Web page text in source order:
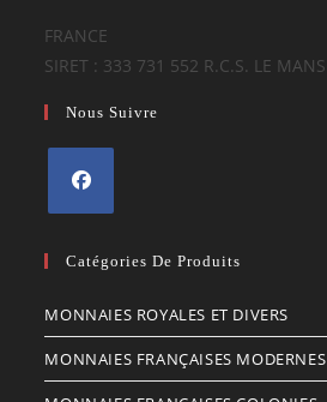
FRANCE
SIRET : 333 731 552 R.C.S. LE MANS
Nous Suivre
dans
nouvel
Catégories De Produits
MONNAIES ROYALES ET DIVERS
MONNAIES FRANÇAISES MODERNES